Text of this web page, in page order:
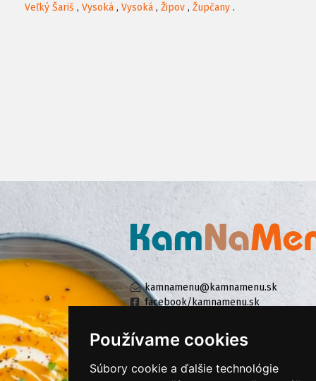
Používame cookies
Súbory cookie a ďalšie technológie
Veľký Šariš , Vysoká , Vysoká , Žipov , Župčany .
kamnamenu@kamnamenu.sk
facebook/kamnamenu.sk
KONTAKTUJTE NÁS